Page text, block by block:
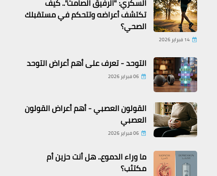
معلومات طبية
النفس؟
تكتشف أعراضه وتتحكم في مستقبلك
الصحي؟
14 فبراير 2026
التوحد - تعرف على أهم أعراض التوحد
06 فبراير 2026
القولون العصبي - أهم أعراض القولون
العصبي
06 فبراير 2026
ما وراء الدموع.. هل أنت حزين أم
مكتئب؟